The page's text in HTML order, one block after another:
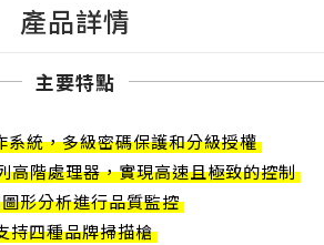
產品詳情
主要特點
系統，多級密碼保護和分級授權
高階處理器，實現高速且極致的控制
形分析進行品質監控
持四種品牌掃描槍